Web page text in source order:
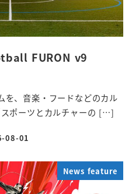
FURON v9
を、音楽・フードなどのカル
ポーツとカルチャーの […]
08-01
News feature